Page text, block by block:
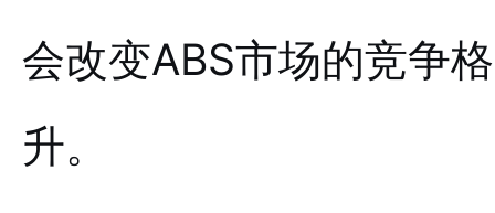
会改变ABS市场的竞争
升。